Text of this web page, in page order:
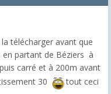
télécharger avant que
en partant de Béziers à
carré et à 200m avant
30
tout ceci